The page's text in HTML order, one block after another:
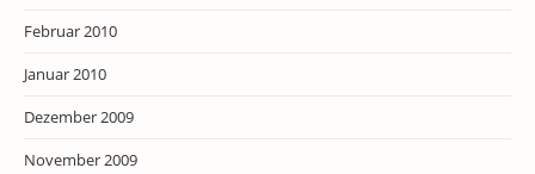
Februar 2010
Januar 2010
Dezember 2009
November 2009